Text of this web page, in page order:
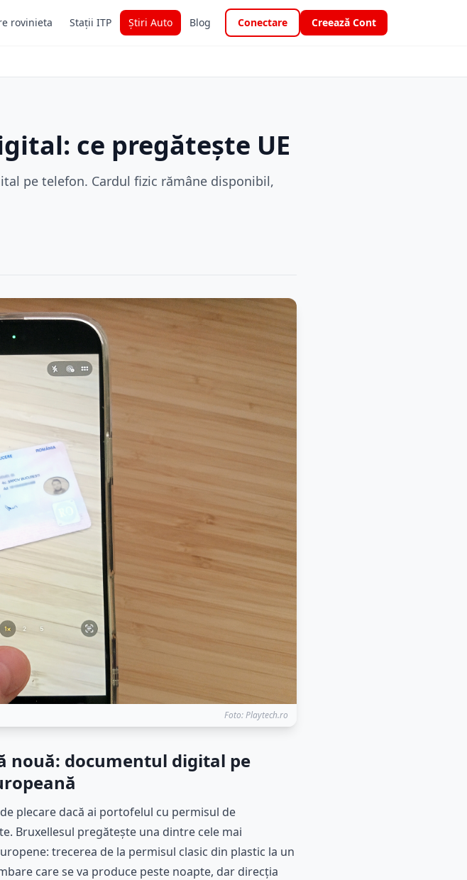
rovinieta Stații ITP Știri Auto Blog Conectare Creează Cont
ce pregătește UE
pe telefon. Cardul fizic rămâne disponibil,
Foto: Playtech.ro
nouă: documentul digital pe
plecare dacă ai portofelul cu permisul de
Bruxellesul pregătește una dintre cele mai
trecerea de la permisul clasic din plastic la un
care se va produce peste noapte, dar direcția